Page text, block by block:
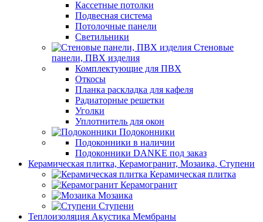
Кассетные потолки
Подвесная система
Потолочные панели
Светильники
Стеновые
панели, ПВХ изделия
Комплектующие для ПВХ
Откосы
Планка раскладка для кафеля
Радиаторные решетки
Уголки
Уплотнитель для окон
Подоконники
Подоконники в наличии
Подоконники DANKE под заказ
Керамическая плитка, Керамогранит, Мозаика, Ступени
Керамическая плитка
Керамогранит
Мозаика
Ступени
Теплоизоляция Акустика Мембраны